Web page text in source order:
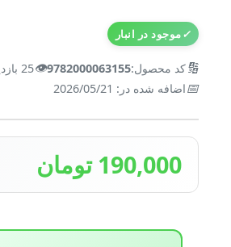
✓موجود در انبار
🔢کد محصول:9782000063155
👁️25 بازدید
📅اضافه شده در: 2026/05/21
190,000 تومان